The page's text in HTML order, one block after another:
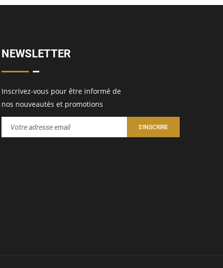
NEWSLETTER
Inscrivez-vous pour être informé de
nos nouveautés et promotions